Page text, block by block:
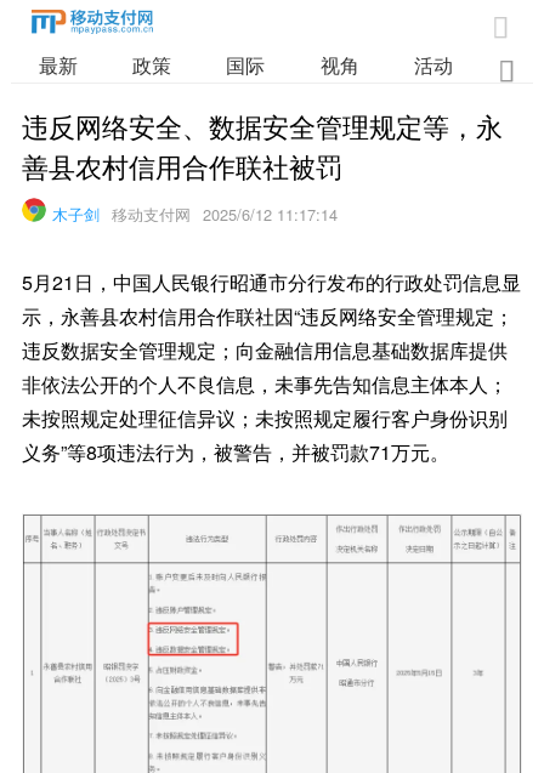

最新 政策 国际 视角 活动 业

违反网络安全、数据安全管理规定等，永
善县农村信用合作联社被罚
木子剑 移动支付网 2025/6/12 11:17:14
5月21日，中国人民银行昭通市分行发布的行政处罚信息显
示，永善县农村信用合作联社因“违反网络安全管理规定；
违反数据安全管理规定；向金融信用信息基础数据库提供
非依法公开的个人不良信息，未事先告知信息主体本人；
未按照规定处理征信异议；未按照规定履行客户身份识别
义务”等8项违法行为，被警告，并被罚款71万元。